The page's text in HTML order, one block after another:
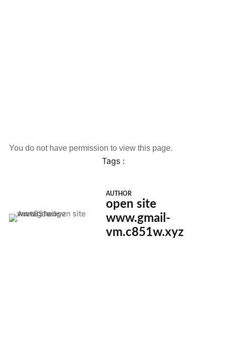
You do not have permission to view this page.
Tags :
AUTHOR
open site
www.gmail-
vm.c851w.xyz